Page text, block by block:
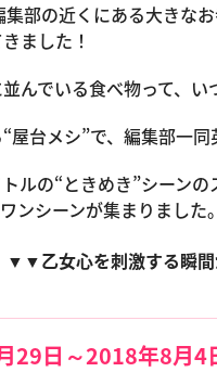
部の近くにある大きな
ました！
んでいる食べ物って、い
屋台メシ”で、編集部一
ルの“ときめき”シーン
ンシーンが集まりました
▼▼乙女心を刺激する瞬
29日～2018年8月4